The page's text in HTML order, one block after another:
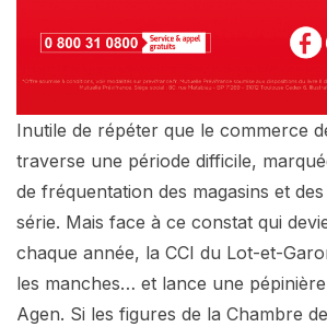
Inutile de répéter que le commerce
traverse une période difficile,
de fréquentation des magasins et
série. Mais face à ce constat qui
chaque année, la CCI du Lot-et-
les manches… et lance une
Agen. Si les figures de la Chambre